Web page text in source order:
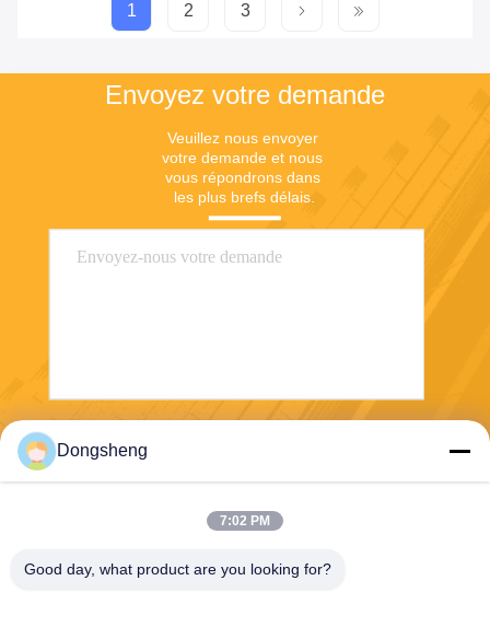
1 2 3
Envoyez votre demande
Veuillez nous envoyer
votre demande et nous
vous répondrons dans
les plus brefs délais.
Dongsheng
7:02 PM
Good day, what product are you looking for?